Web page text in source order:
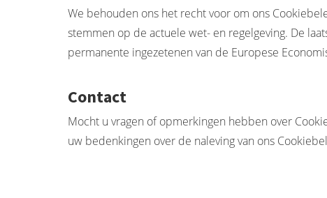
We behouden ons het recht voor om ons
stemmen op de actuele wet- en regelgeving. De
permanente ingezetenen van de Europese
Contact
Mocht u vragen of opmerkingen hebben over
uw bedenkingen over de naleving van ons